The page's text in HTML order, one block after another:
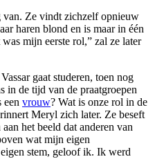
van. Ze vindt zichzelf opnieuw
haren blond en is maar in één
mijn eerste rol,” zal ze later
gaat studeren, toen nog
in de tijd van de praatgroepen
een vrouw? Wat is onze rol in de
Meryl zich later. Ze beseft
het beeld dat anderen van
wat mijn eigen
stem, geloof ik. Ik werd